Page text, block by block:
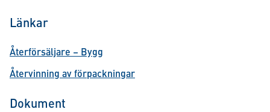
Länkar
Återförsäljare – Bygg
Återvinning av förpackningar
Dokument